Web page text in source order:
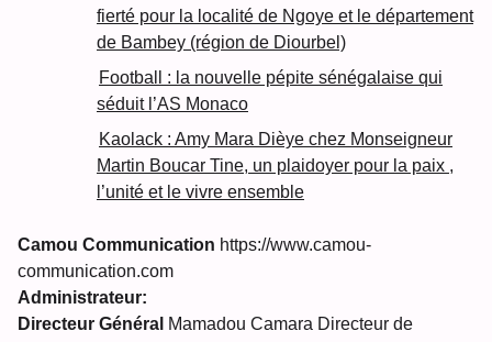
fierté pour la localité de Ngoye et le département
de Bambey (région de Diourbel)
Football : la nouvelle pépite sénégalaise qui
séduit l’AS Monaco
Kaolack : Amy Mara Dièye chez Monseigneur
Martin Boucar Tine, un plaidoyer pour la paix ,
l’unité et le vivre ensemble
Camou Communication https://www.camou-
communication.com
Administrateur:
Directeur Général Mamadou Camara Directeur de